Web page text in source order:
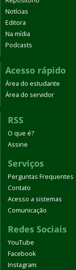
Notícias
Editora
Na mídia
Podcasts
Acesso rápido
Área do estudante
Área do servidor
RSS
O que é?
Assine
Serviços
Perguntas Frequentes
Contato
Acesso a sistemas
Comunicação
Redes Sociais
YouTube
Facebook
Instagram